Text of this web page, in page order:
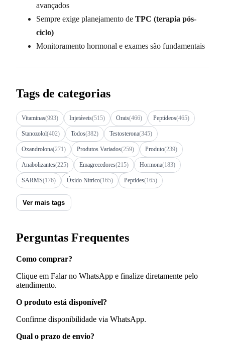
avançados
Sempre exige planejamento de TPC (terapia pós-
ciclo)
Monitoramento hormonal e exames são fundamentais
Tags de categorias
Vitaminas(993) Injetáveis(515) Orais(466) Peptídeos(465)
Stanozolol(402) Todos(382) Testosterona(345)
Oxandrolona(271) Produtos Variados(259) Produto(239)
Anabolizantes(225) Emagrecedores(215) Hormona(183)
SARMS(176) Óxido Nítrico(165) Peptides(165)
Ver mais tags
Perguntas Frequentes
Como comprar?
Clique em Falar no WhatsApp e finalize diretamente pelo
atendimento.
O produto está disponível?
Confirme disponibilidade via WhatsApp.
Qual o prazo de envio?